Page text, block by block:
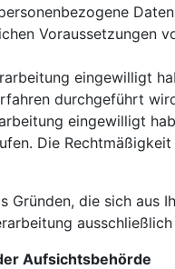
Voraussetzungen
eingewilligt
durchgeführt
eingewilligt
Die
Gründen, die sich
Aufsichtsbehörde